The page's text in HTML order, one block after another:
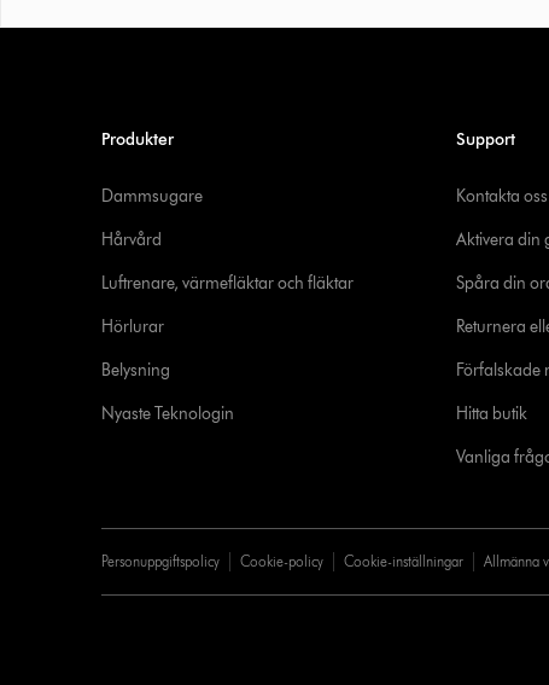
Produkter
Dammsugare
Hårvård
Luftrenare, värmefläktar och fläktar
Hörlurar
Belysning
Nyaste Teknologin
Support
Kontakta oss
Aktivera din
Spåra din
Returnera
Förfalskade
Hitta butik
Vanliga
Personuppgiftspolicy Cookie-policy Cookie-inställningar Allmänna